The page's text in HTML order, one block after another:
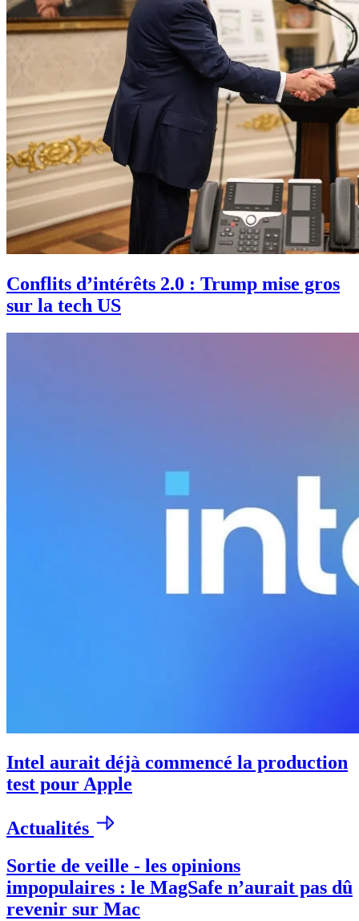
Conflits d’intérêts 2.0 : Trump mise gros
sur la tech US
Intel aurait déjà commencé la production
test pour Apple
Actualités
Sortie de veille - les opinions
impopulaires : le MagSafe n’aurait pas dû
revenir sur Mac